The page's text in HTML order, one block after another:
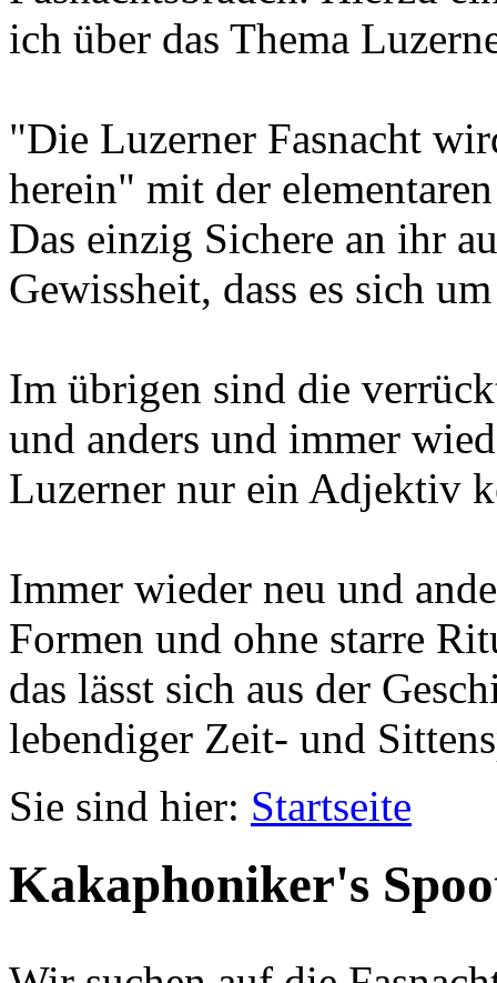
ich über das Thema
"Die Luzerner Fasnacht
herein" mit der
Das einzig Sichere an ihr
Gewissheit, dass es sich
Im übrigen sind die
und anders und immer
Luzerner nur ein Adjektiv
Immer wieder neu und
Formen und ohne starre
das lässt sich aus der
lebendiger Zeit- und
Sie sind hier: Startseite
Kakaphoniker's